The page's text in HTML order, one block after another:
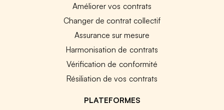
Améliorer vos contrats
Changer de contrat collectif
Assurance sur mesure
Harmonisation de contrats
Vérification de conformité
Résiliation de vos contrats
PLATEFORMES